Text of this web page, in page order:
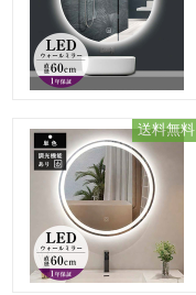
送料無料